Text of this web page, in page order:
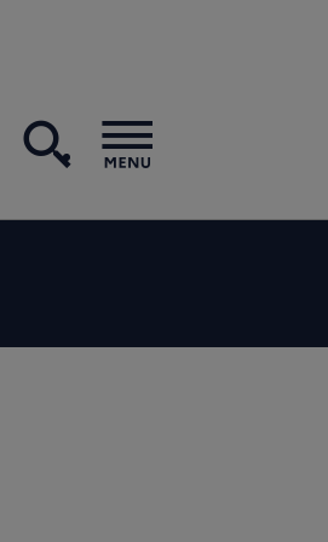
recherche
Menu